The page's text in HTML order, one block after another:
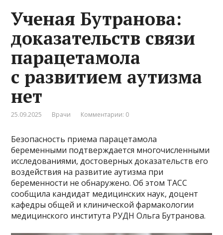
Ученая Бутранова:
доказательств связи
парацетамола
с развитием аутизма
нет
25.09.2025 Врачи Комментарии: 0
Безопасность приема парацетамола
беременными подтверждается многочисленными
исследованиями, достоверных доказательств его
воздействия на развитие аутизма при
беременности не обнаружено. Об этом ТАСС
сообщила кандидат медицинских наук, доцент
кафедры общей и клинической фармакологии
медицинского института РУДН Ольга Бутранова.